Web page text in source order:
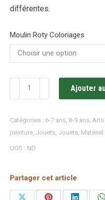
différentes.
Moulin Roty Coloriages
quantité
de
géant
/
Moulin
Ajouter
Catégories : 6-7 ans 8-9 ans
peinture Jouets Jouets Matériel
UGS : ND
Partager cet article